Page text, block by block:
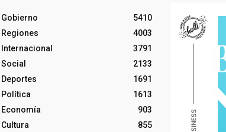
Gobierno
5410
Regiones
4003
Internacional
3791
Social
2133
Deportes
1691
Política
1613
Economía
903
Cultura
855